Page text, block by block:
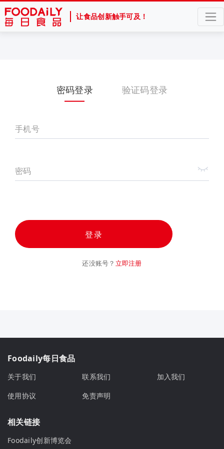
让食品创新触手可及！
密码登录 验证码登录
手机号
密码
登录
还没账号？ 立即注册
Foodaily每日食品
关于我们 联系我们
加入我们
使用协议
免责声明
相关链接
Foodaily创新博览会